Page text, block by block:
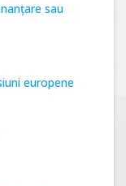
sau
europene